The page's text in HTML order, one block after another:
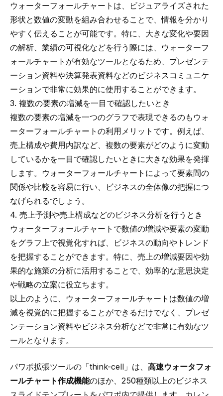
ウォーターフォールチャートは、ビジュアライズされた
形状と数値の変動を組み合わせることで、情報を分かり
やすく伝えることが可能です。特に、大きな変化や要因
の解析、業績の可視化などを行う際には、ウォーターフ
ォールチャートが有効なツールとなるため、プレゼンテ
ーション資料や決算発表資料などのビジネスコミュニケ
ーションで非常に効果的に使用することができます。
3. 複数の要素の増減を一目で確認したいとき
複数の要素の増減を一つのグラフで表現できるのもウォ
ーターフォールチャートの利用メリットです。例えば、
売上構成や費用内訳など、複数の要素がどのように変動
しているかを一目で確認したいときに大きな効果を発揮
します。ウォーターフォールチャートによって要素間の
関係や比較を容易に行い、ビジネスの全体像の把握につ
なげられるでしょう。
4. 売上予測や売上構成などのビジネス分析を行うとき
ウォーターフォールチャートで数値の増減や要素の変動
をグラフ上で視覚化すれば、ビジネスの動向やトレンド
を把握することができます。特に、売上の増減要因や効
果的な施策の分析に活用することで、効率的な意思決定
や戦略の立案に役立ちます。
以上のように、ウォーターフォールチャートは数値の増
減を視覚的に把握することができるだけでなく、プレゼ
ンテーション資料やビジネス分析などで非常に有効なツ
ールとなります。
パワポ拡張ツールの「think-cell 」は、 高速ウォータフォ
ールチャート作成機能のほか、 250種類以上のビジネス